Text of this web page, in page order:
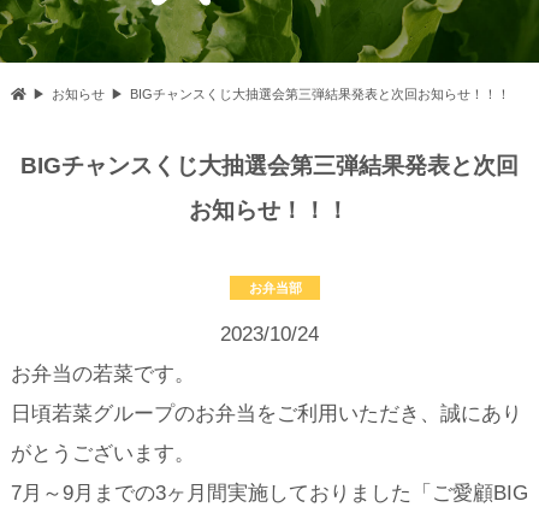
お知らせ BIGチャンスくじ大抽選会第三弾結果発表と次回お知らせ！！！
BIGチャンスくじ大抽選会第三弾結果発表と次回
お知らせ！！！
お弁当部
2023/10/24
お弁当の若菜です。
日頃若菜グループのお弁当をご利用いただき、誠にあり
がとうございます。
7月～9月までの3ヶ月間実施しておりました「ご愛顧BIG